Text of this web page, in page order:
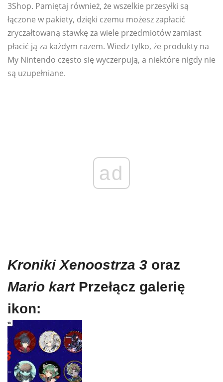
3Shop. Pamiętaj również, że wszelkie przesyłki są
łączone w pakiety, dzięki czemu możesz zapłacić
zryczałtowaną stawkę za wiele przedmiotów zamiast
płacić ją za każdym razem. Wiedz tylko, że produkty na
My Nintendo często się wyczerpują, a niektóre nigdy nie
są uzupełniane.
ad
Kroniki Xenoostrza 3 oraz
Mario kartPrzełącz galerię
ikon: